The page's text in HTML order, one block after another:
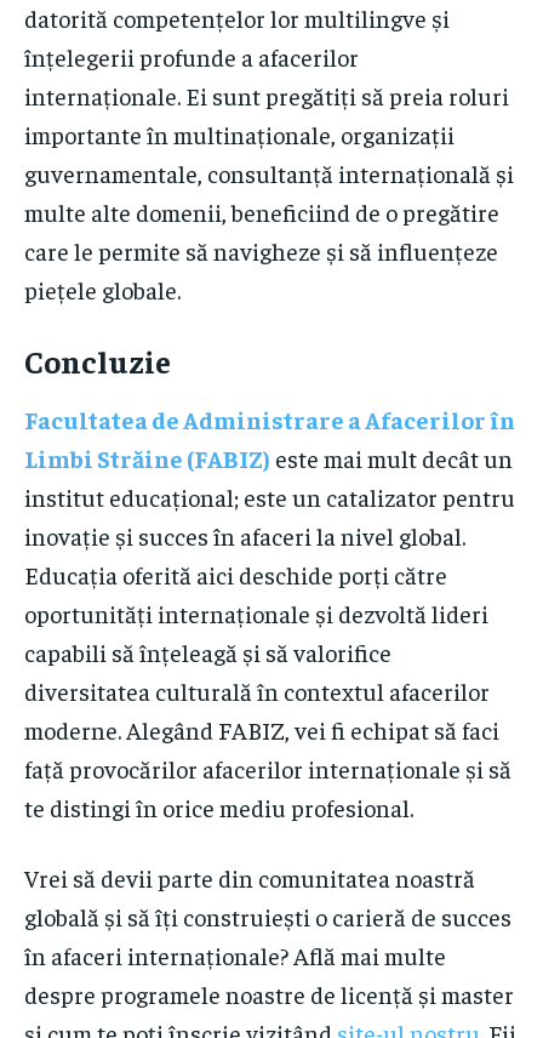
datorită competențelor lor multilingve și
înțelegerii profunde a afacerilor
internaționale. Ei sunt pregătiți să preia roluri
importante în multinaționale, organizații
guvernamentale, consultanță internațională și
multe alte domenii, beneficiind de o pregătire
care le permite să navigheze și să influențeze
piețele globale.
Concluzie
Facultatea de Administrare a Afacerilor în
Limbi Străine (FABIZ) este mai mult decât un
institut educațional; este un catalizator pentru
inovație și succes în afaceri la nivel global.
Educația oferită aici deschide porți către
oportunități internaționale și dezvoltă lideri
capabili să înțeleagă și să valorifice
diversitatea culturală în contextul afacerilor
moderne. Alegând FABIZ, vei fi echipat să faci
față provocărilor afacerilor internaționale și să
te distingi în orice mediu profesional.
Vrei să devii parte din comunitatea noastră
globală și să îți construiești o carieră de succes
în afaceri internaționale? Află mai multe
despre programele noastre de licență și master